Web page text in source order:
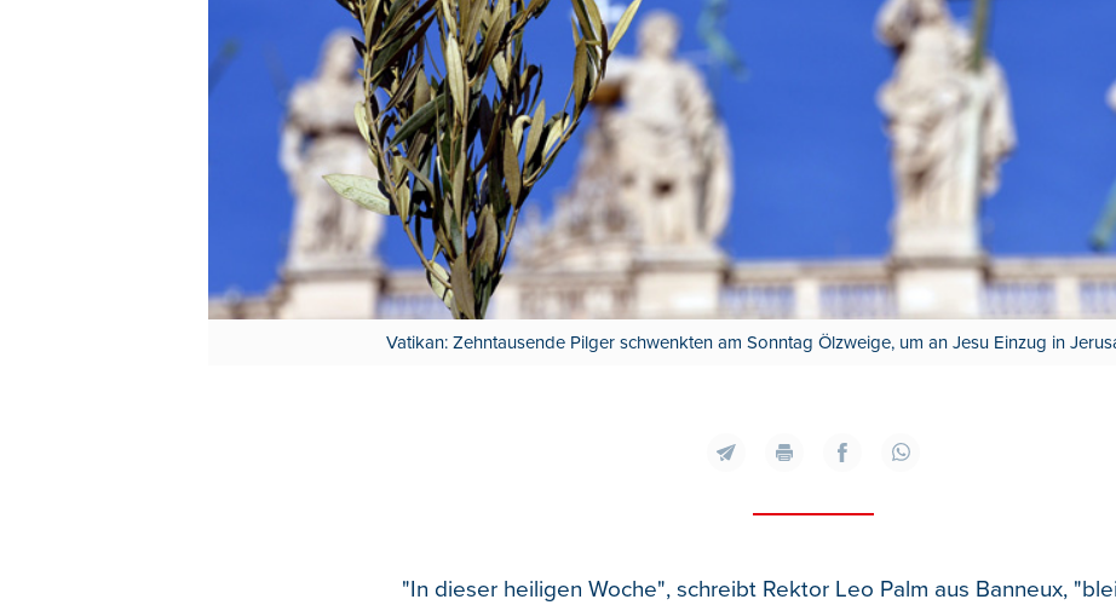
Vatikan: Zehntausende Pilger schwenkten am Sonntag Ölzweige, um an Jesu Einzug in
"In dieser heiligen Woche", schreibt Rektor Leo Palm aus Banneux,